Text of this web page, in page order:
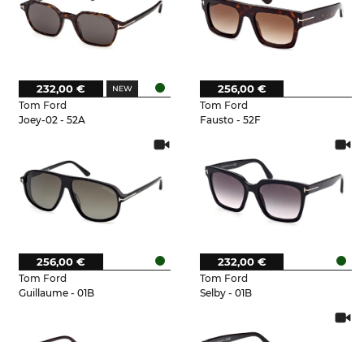
Tom Ford
Joey-02 - 52A
232,00 €
Tom Ford
Fausto - 52F
256,00 €
Tom Ford
Guillaume - 01B
256,00 €
Tom Ford
Selby - 01B
232,00 €